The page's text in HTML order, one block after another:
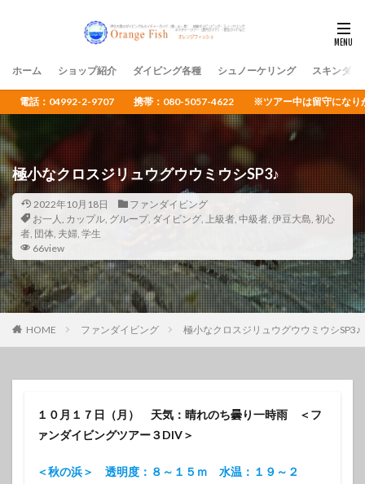
ホーム ショップ紹介 ダイビング各種 シュノーケリング スキンダイ
電話：04992-2-9707 携帯：080-5057-4622 ※ツアー中は留守になりがち
極小なクロスジリュウグウウミウシSP3♪
2022年10月18日
ファンダイビング
お一人, カップル, グループ, ダイビング, 上級者, 中級者, 伊豆大島, 初心
者, 団体, 夫婦, 学生
66view
HOME ファンダイビング 極小なクロスジリュウグウウミウシSP3♪
１０月１７日（月） 天気：晴れのち曇り一時雨 ＜フ
ァンダイビングツアー３DIV＞
＜秋の浜＞ 透明度：８～１５ｍ 水温：１９～２